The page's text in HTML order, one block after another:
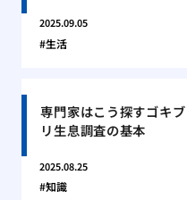
2025.09.05
生活
専門家はこう探すゴキブ
リ生息調査の基本
2025.08.25
知識